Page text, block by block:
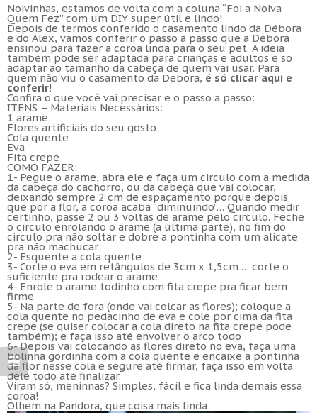
Noivinhas, estamos de volta com a coluna “Foi a Noiva
Quem Fez” com um DIY super útil e lindo!
Depois de termos conferido o casamento lindo da Débora
e do Alex, vamos conferir o passo a passo que a Débora
ensinou para fazer a coroa linda para o seu pet. A ideia
também pode ser adaptada para crianças e adultos é só
adaptar ao tamanho da cabeça de quem vai usar. Para
quem não viu o casamento da Débora, é só clicar aqui e
conferir!
Confira o que você vai precisar e o passo a passo:
ITENS – Materiais Necessários:
1 arame
Flores artificiais do seu gosto
Cola quente
Eva
Fita crepe
COMO FAZER:
1- Pegue o arame, abra ele e faça um circulo com a medida
da cabeça do cachorro, ou da cabeça que vai colocar,
deixando sempre 2 cm de espaçamento porque depois
que por a flor, a coroa acaba “diminuindo”… Quando medir
certinho, passe 2 ou 3 voltas de arame pelo circulo. Feche
o circulo enrolando o arame (a última parte), no fim do
circulo pra não soltar e dobre a pontinha com um alicate
pra não machucar
2- Esquente a cola quente
3- Corte o eva em retângulos de 3cm x 1,5cm … corte o
suficiente pra rodear o arame
4- Enrole o arame todinho com fita crepe pra ficar bem
firme
5- Na parte de fora (onde vai colcar as flores); coloque a
cola quente no pedacinho de eva e cole por cima da fita
crepe (se quiser colocar a cola direto na fita crepe pode
também); e faça isso até envolver o arco todo
6- Depois vai colocando as flores direto no eva, faça uma
bolinha gordinha com a cola quente e encaixe a pontinha
da flor nesse cola e segure até firmar, faça isso em volta
dele todo até finalizar.
Viram só, meninnas? Simples, fácil e fica linda demais essa
coroa!
Olhem na Pandora, que coisa mais linda: